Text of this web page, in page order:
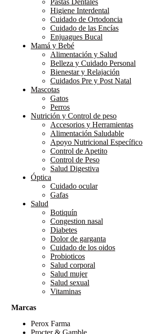
Pastas Dentales
Higiene Interdental
Cuidado de Ortodoncia
Cuidado de las Encías
Enjuagues Bucal
Mamá y Bebé
Alimentación y Salud
Belleza y Cuidado Personal
Bienestar y Relajación
Cuidados Pre y Post Natal
Mascotas
Gatos
Perros
Nutrición y Control de peso
Accesorios y Herramientas
Alimentación Saludable
Apoyo Nutricional Específico
Control de Apetito
Control de Peso
Salud Digestiva
Óptica
Cuidado ocular
Gafas
Salud
Botiquín
Congestion nasal
Diabetes
Dolor de garganta
Cuidado de los oidos
Probioticos
Salud corporal
Salud mujer
Salud sexual
Vitaminas
Marcas
Perox Farma